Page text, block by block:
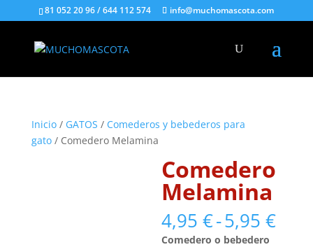
81 052 20 96 / 644 112 574 info@muchomascota.com
Inicio/ GATOS / Comederos y bebederos para
gato/ Comedero Melamina
Comedero
Melamina
4,95€-5,95€
Comedero o bebedero